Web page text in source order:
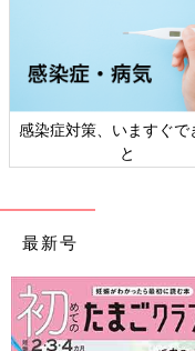
【アディダスの
ーが特徴！軽くて
楽しめる♪
感染症対策、いますぐで
と
最新号